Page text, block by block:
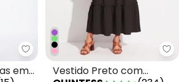
Quintess - Vestido Poá e
em
Vestido Preto com